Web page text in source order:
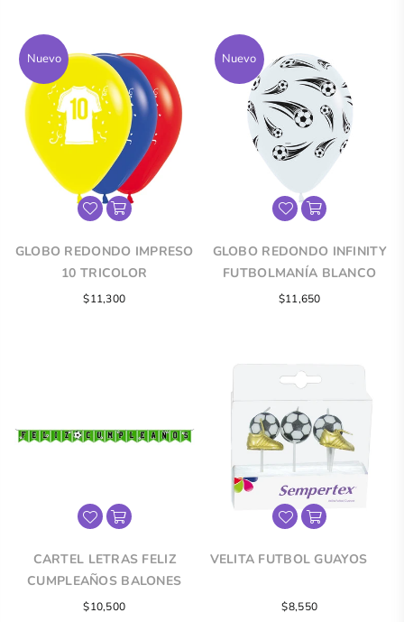
Nuevo
GLOBO REDONDO IMPRESO
10 TRICOLOR
$11,300
Nuevo
GLOBO REDONDO INFINITY
FUTBOLMANÍA BLANCO
$11,650
CARTEL LETRAS FELIZ
CUMPLEAÑOS BALONES
Precio
$10,500
VELITA FUTBOL GUAYOS
Precio
$8,550